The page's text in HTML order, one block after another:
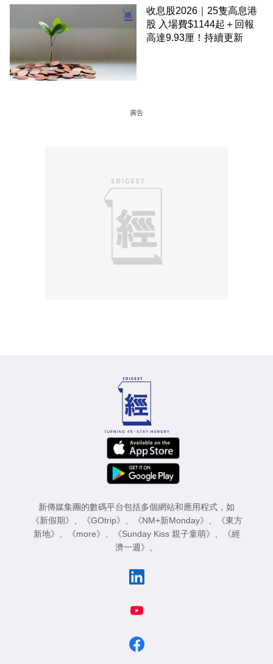
收息股2026｜25隻高息港
股 入場費$1144起＋回報
高達9.93厘！持續更新
廣告
新傳媒集團的數碼平台包括多個網站和應用程式，如
《新假期》 、 《GOtrip》 、 《NM+新Monday》 、
《東方
新地》 、 《more》 、 《Sunday Kiss 親子童萌》 、
《經
濟一週》 。